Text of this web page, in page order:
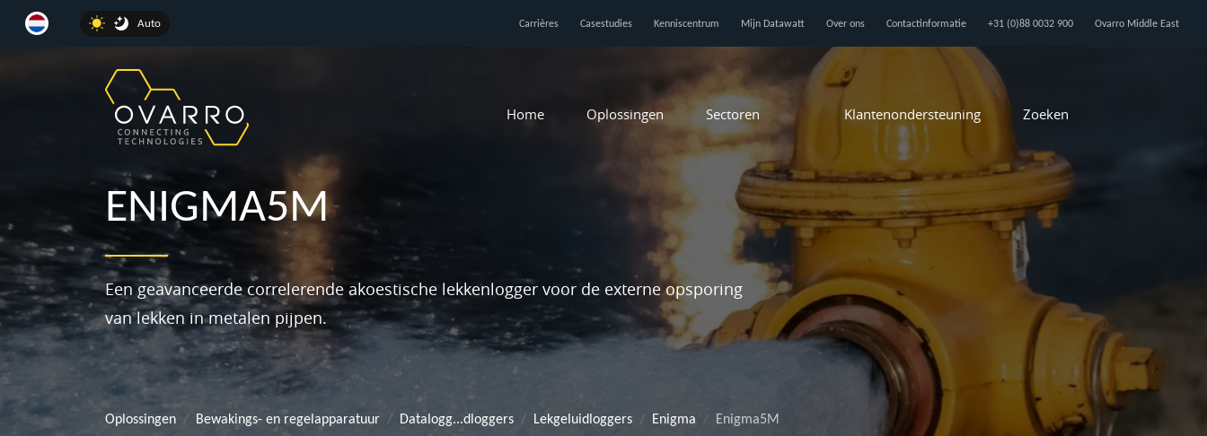
Auto Carrières Casestudies Kenniscentrum Mijn Datawatt Over ons Contactinformatie +31 (0)88 0032 900 Ovarro Middle East
Home Oplossingen Sectoren Klantenondersteuning Zoeken
ENIGMA5M
Een geavanceerde correlerende akoestische lekkenlogger voor de externe opsporing
van lekken in metalen pijpen.
Oplossingen Bewakings- en regelapparatuur Datalogg...dloggers Lekgeluidloggers Enigma Enigma5M